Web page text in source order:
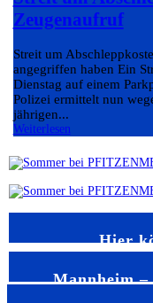
Zeugenaufruf
Streit um
angegriffen haben Ein
Dienstag auf einem
Polizei ermittelt nun
jährigen...
Weiterlesen
Hier
Mannheim